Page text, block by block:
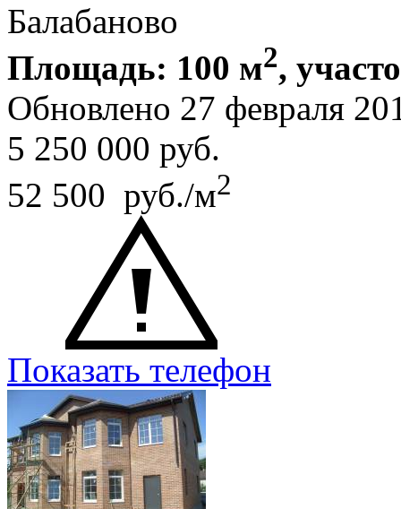
Балабаново
Площадь: 100 м2,
Обновлено 27 февраля
5 250 000 руб.
52 500 руб./м2
Показать телефон